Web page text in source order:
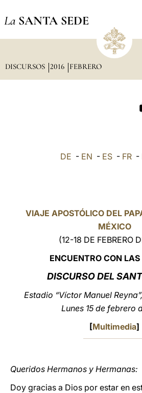
La SANTA SEDE
DISCURSOS 2016 FEBRERO
DE - EN - ES - FR -
VIAJE APOSTÓLICO DEL
MÉXICO
(12-18 DE FEBRERO
ENCUENTRO CON
DISCURSO DEL
Estadio “Víctor Manuel
Lunes 15 de febrero
[Multimedia]
Queridos Hermanos y Hermanas:
Doy gracias a Dios por estar en